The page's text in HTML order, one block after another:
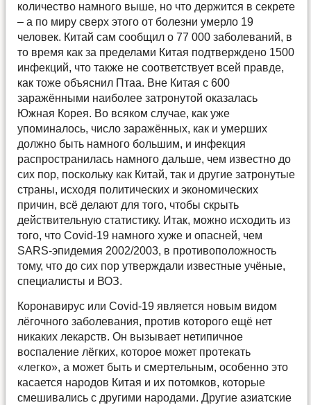
количество намного выше, но что держится в секрете
– а по миру сверх этого от болезни умерло 19
человек. Китай сам сообщил о 77 000 заболеваний, в
то время как за пределами Китая подтверждено 1500
инфекций, что также не соответствует всей правде,
как тоже объяснил Птаа. Вне Китая с 600
заражёнными наиболее затронутой оказалась
Южная Корея. Во всяком случае, как уже
упоминалось, число заражённых, как и умерших
должно быть намного большим, и инфекция
распространилась намного дальше, чем известно до
сих пор, поскольку как Китай, так и другие затронутые
страны, исходя политических и экономических
причин, всё делают для того, чтобы скрыть
действительную статистику. Итак, можно исходить из
того, что Covid-19 намного хуже и опасней, чем
SARS-эпидемия 2002/2003, в противоположность
тому, что до сих пор утверждали известные учёные,
специалисты и ВОЗ.
Коронавирус или Covid-19 является новым видом
лёгочного заболевания, против которого ещё нет
никаких лекарств. Он вызывает нетипичное
воспаление лёгких, которое может протекать
«легко», а может быть и смертельным, особенно это
касается народов Китая и их потомков, которые
смешивались с другими народами. Другие азиатские